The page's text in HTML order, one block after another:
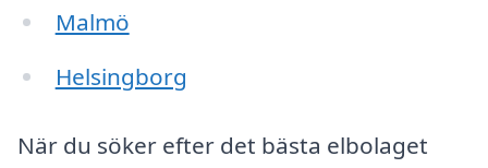
Malmö
Helsingborg
När du söker efter det bästa elbolaget